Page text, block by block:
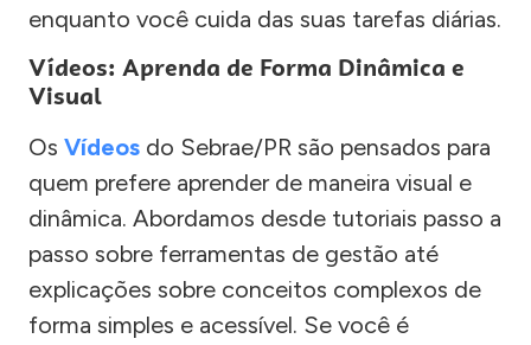
enquanto você cuida das suas tarefas diárias.
Vídeos: Aprenda de Forma Dinâmica e
Visual
Os Vídeos do Sebrae/PR são pensados para
quem prefere aprender de maneira visual e
dinâmica. Abordamos desde tutoriais passo a
passo sobre ferramentas de gestão até
explicações sobre conceitos complexos de
forma simples e acessível. Se você é